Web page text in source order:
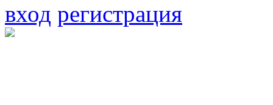
вход регистрация